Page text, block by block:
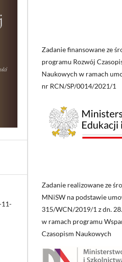
11-
Zadanie finansowane ze
programu Rozwój
Naukowych w ramach
nr RCN/SP/0014/2021/1
Zadanie realizowane ze
MNiSW na podstawie
315/WCN/2019/1 z dn.
w ramach programu
Czasopism Naukowych